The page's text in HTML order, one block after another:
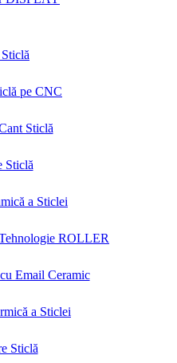
pe CNC
Sticlă
Sticlă
a Sticlei
ROLLER
Email Ceramic
a Sticlei
Sticlă